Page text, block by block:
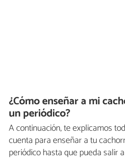
¿Cómo enseñar a mi
un periódico?
A continuación, te explicamos
cuenta para enseñar a tu
periódico hasta que pueda salir